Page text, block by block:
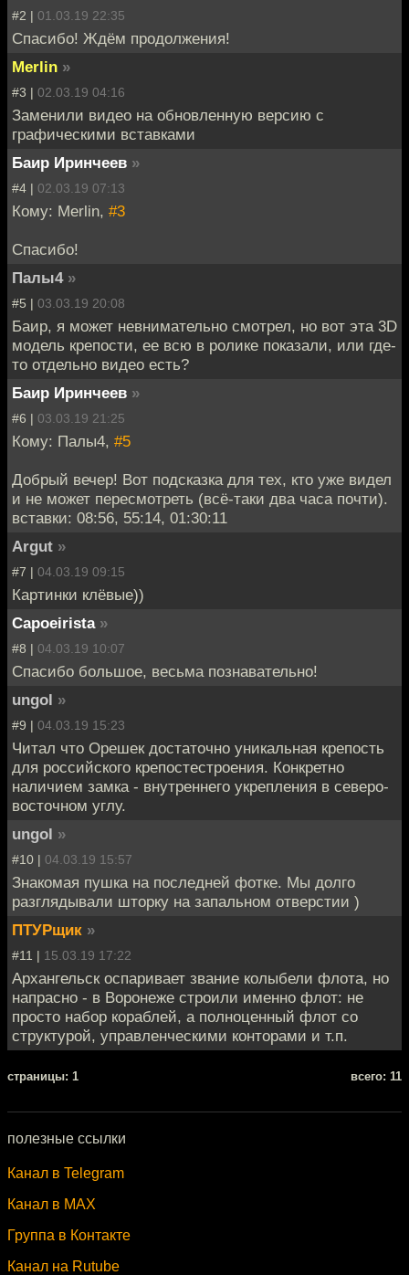
#2 | 01.03.19 22:35
Спасибо! Ждём продолжения!
Merlin »
#3 | 02.03.19 04:16
Заменили видео на обновленную версию с
графическими вставками
Баир Иринчеев »
#4 | 02.03.19 07:13
Кому: Merlin, #3
Спасибо!
Палы4 »
#5 | 03.03.19 20:08
Баир, я может невнимательно смотрел, но вот эта 3D
модель крепости, ее всю в ролике показали, или где-
то отдельно видео есть?
Баир Иринчеев »
#6 | 03.03.19 21:25
Кому: Палы4, #5
Добрый вечер! Вот подсказка для тех, кто уже видел
и не может пересмотреть (всё-таки два часа почти).
вставки: 08:56, 55:14, 01:30:11
Argut »
#7 | 04.03.19 09:15
Картинки клёвые))
Capoeirista »
#8 | 04.03.19 10:07
Спасибо большое, весьма познавательно!
ungol »
#9 | 04.03.19 15:23
Читал что Орешек достаточно уникальная крепость
для российского крепостестроения. Конкретно
наличием замка - внутреннего укрепления в северо-
восточном углу.
ungol »
#10 | 04.03.19 15:57
Знакомая пушка на последней фотке. Мы долго
разглядывали шторку на запальном отверстии )
ПТУРщик »
#11 | 15.03.19 17:22
Архангельск оспаривает звание колыбели флота, но
напрасно - в Воронеже строили именно флот: не
просто набор кораблей, а полноценный флот со
структурой, управленческими конторами и т.п.
cтраницы: 1 всего: 11
полезные ссылки
Канал в Telegram
Канал в MAX
Группа в Контакте
Канал на Rutube